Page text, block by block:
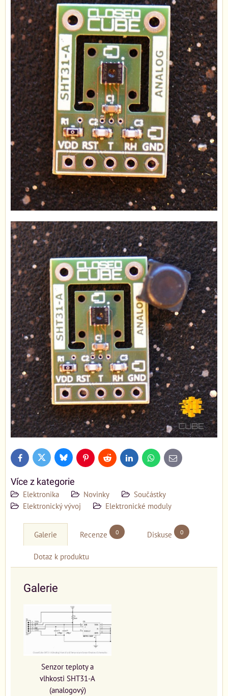
FacebookTwitter BlueskyPinterestReddit LinkedInWhatsApp
E-
mail
Více z kategorie
Elektronika Novinky
Součástky
Elektronický vývoj
Elektronické moduly
Galerie Recenze 0 Diskuse 0
Dotaz k produktu
Galerie
Senzor teploty a
vlhkosti SHT31-A
(analogový)